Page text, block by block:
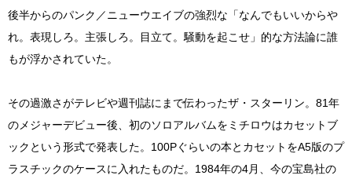
後半からのパンク／ニューウエイブの強烈な「なんでもいいからや
れ。表現しろ。主張しろ。目立て。騒動を起こせ」的な方法論に誰
もが浮かされていた。
その過激さがテレビや週刊誌にまで伝わったザ・スターリン。81年
のメジャーデビュー後、初のソロアルバムをミチロウはカセットブ
ックという形式で発表した。100Pぐらいの本とカセットをA5版のプ
ラスチックのケースに入れたものだ。1984年の4月、今の宝島社の